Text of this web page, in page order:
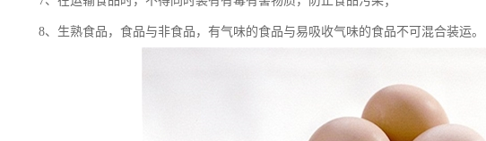
8、生熟食品，食品与非食品，有气味的食品与易吸收气味的食品不可混合装运。